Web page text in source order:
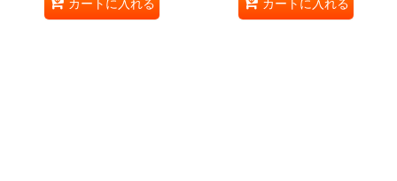
カートに入れる カートに入れる